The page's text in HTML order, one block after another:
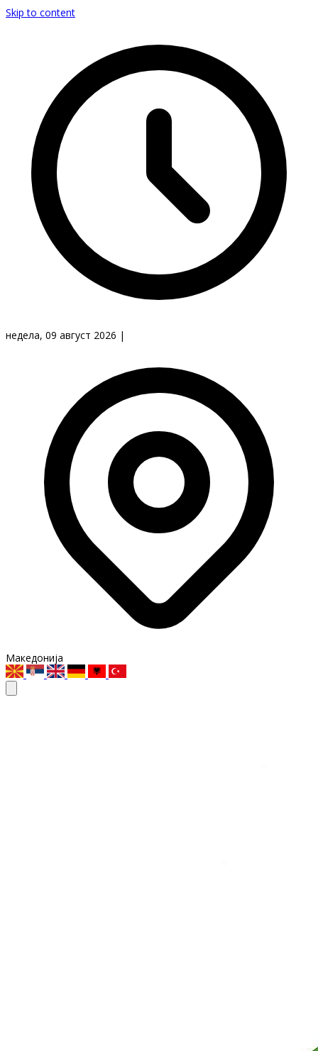
Skip to content
недела, 09 август 2026 |
Македонија